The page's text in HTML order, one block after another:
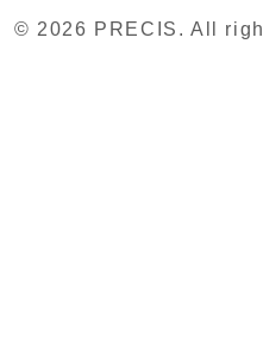
© 2026 PRECIS. All